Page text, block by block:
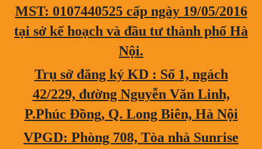
MST: 0107440525 cấp ngày 19/05/2016
tại sở kế hoạch và đầu tư thành phố Hà
Nội.
Trụ sở đăng ký KD : Số 1, ngách
42/229, đường Nguyễn Văn Linh,
P.Phúc Đồng, Q. Long Biên, Hà Nội
VPGD: Phòng 708, Tòa nhà Sunrise